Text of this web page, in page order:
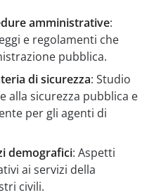
amministrative:
e regolamenti che
pubblica.
di sicurezza: Studio
alla sicurezza pubblica e
per gli agenti di
demografici: Aspetti
ai servizi della
civili.